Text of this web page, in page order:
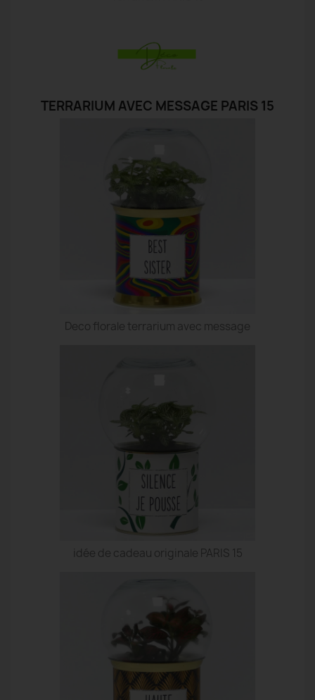
TERRARIUM AVEC MESSAGE PARIS 15
Deco florale terrarium avec message
idée de cadeau originale PARIS 15